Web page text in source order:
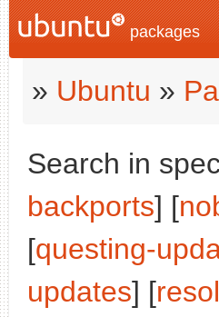
packages
» Ubuntu »
Search in
backports] [
[questing-
updates] [